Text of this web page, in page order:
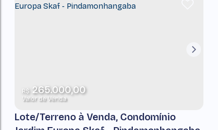
R$265.000,00
Valor de Venda
Lote/Terreno à Venda, Condomínio